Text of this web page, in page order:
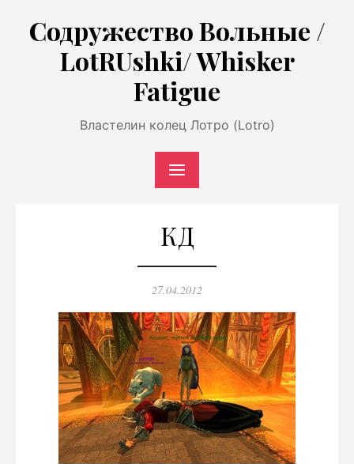
содержимому
Содружество Вольные /
LotRUshki/ Whisker
Fatigue
Властелин колец Лотро (Lotro)
КД
Опубликовано
27.04.2012